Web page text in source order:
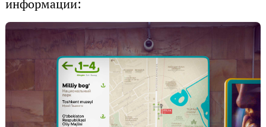
информации: